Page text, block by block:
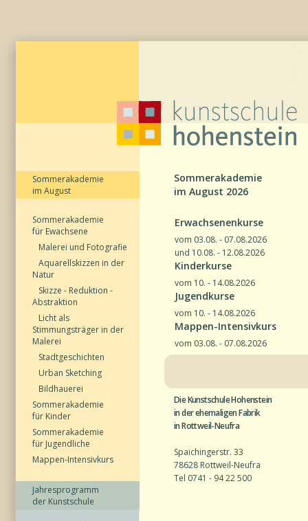
Sommerakademie
im August
Sommerakademie
für Ewachsene
Malerei und Fotografie
Aquarellskizzen in der
Natur
Skizze - Reduktion -
Abstraktion
Licht als
Stimmungsträger in der
Malerei
Stadtgeschichten
Urban Sketching
Bildhauerei
Sommerakademie
für Kinder
Sommerakademie
für Jugendliche
Mappen-Intensivkurs
Jahresprogramm
der Kunstschule
Sommerakademie
im August 2026
Erwachsenenkurse
vom 03.08. - 07.08.2026
und 10.08. - 12.08.2026
Kinderkurse
vom 10. - 14.08.2026
Jugendkurse
vom 10. - 14.08.2026
Mappen-Intensivkurs
vom 03.08. - 07.08.2026
Die Kunstschule Hohenstein
in der ehemaligen Fabrik
in Rottweil-Neufra
Spaichingerstr. 33
78628 Rottweil-Neufra
Tel 0741 - 94 22 500